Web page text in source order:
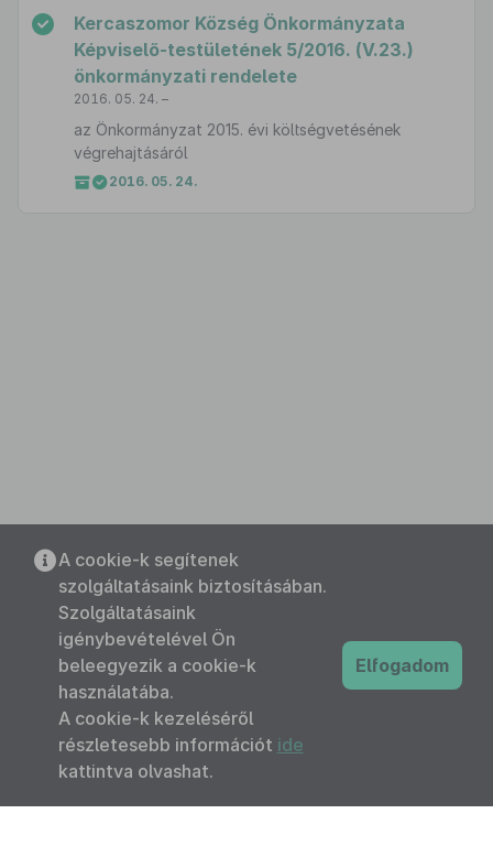
Kercaszomor Község Önkormányzata
Képviselő-testületének 5/2016. (V.23.)
önkormányzati rendelete
2016. 05. 24. –
az Önkormányzat 2015. évi költségvetésének
végrehajtásáról
2016. 05. 24.
A cookie-k segítenek
szolgáltatásaink biztosításában.
Szolgáltatásaink
igénybevételével Ön
beleegyezik a cookie-k
használatába.
A cookie-k kezeléséről
részletesebb információt ide
kattintva olvashat.
Elfogadom